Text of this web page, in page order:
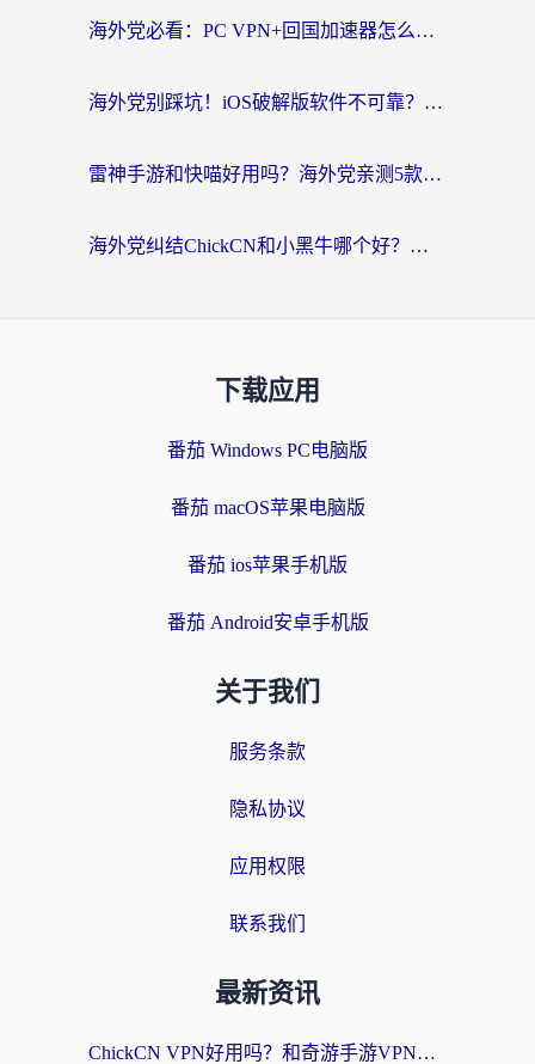
海外党必看：PC VPN+回国加速器怎么选？无缝访问国内资源全攻略
海外党别踩坑！iOS破解版软件不可靠？教你选对回国加速器无缝看国内资源
雷神手游和快喵好用吗？海外党亲测5款回国加速器，附斧牛Bling对比+微信视频号解决办法
海外党纠结ChickCN和小黑牛哪个好？一篇帮你选对回国加速器的实用指南
下载应用
番茄 Windows PC电脑版
番茄 macOS苹果电脑版
番茄 ios苹果手机版
番茄 Android安卓手机版
关于我们
服务条款
隐私协议
应用权限
联系我们
最新资讯
ChickCN VPN好用吗？和奇游手游VPN对比哪个回国效果更好？海外党亲测实用指南